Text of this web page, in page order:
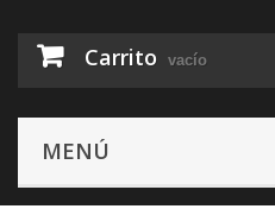
Carrito vacío
MENÚ